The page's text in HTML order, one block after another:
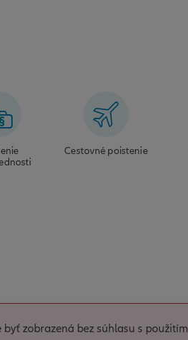
Cestovné poistenie
zobrazená bez súhlasu s použitím